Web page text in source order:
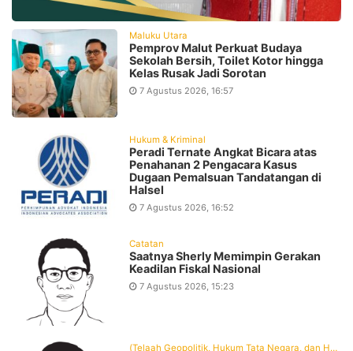
Maluku Utara
Pemprov Malut Perkuat Budaya
Sekolah Bersih, Toilet Kotor hingga
Kelas Rusak Jadi Sorotan
7 Agustus 2026, 16:57
Hukum & Kriminal
Peradi Ternate Angkat Bicara atas
Penahanan 2 Pengacara Kasus
Dugaan Pemalsuan Tandatangan di
Halsel
7 Agustus 2026, 16:52
Catatan
Saatnya Sherly Memimpin Gerakan
Keadilan Fiskal Nasional
7 Agustus 2026, 15:23
(Telaah Geopolitik, Hukum Tata Negara, dan Hukum Administrasi Negara)